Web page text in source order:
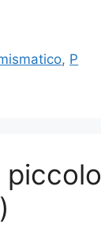
, P
piccolo